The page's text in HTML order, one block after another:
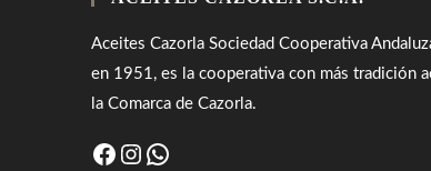
Aceites Cazorla Sociedad Cooperativa
en 1951, es la cooperativa con más tradición
la Comarca de Cazorla.
Facebook
InstagramWhatsApp